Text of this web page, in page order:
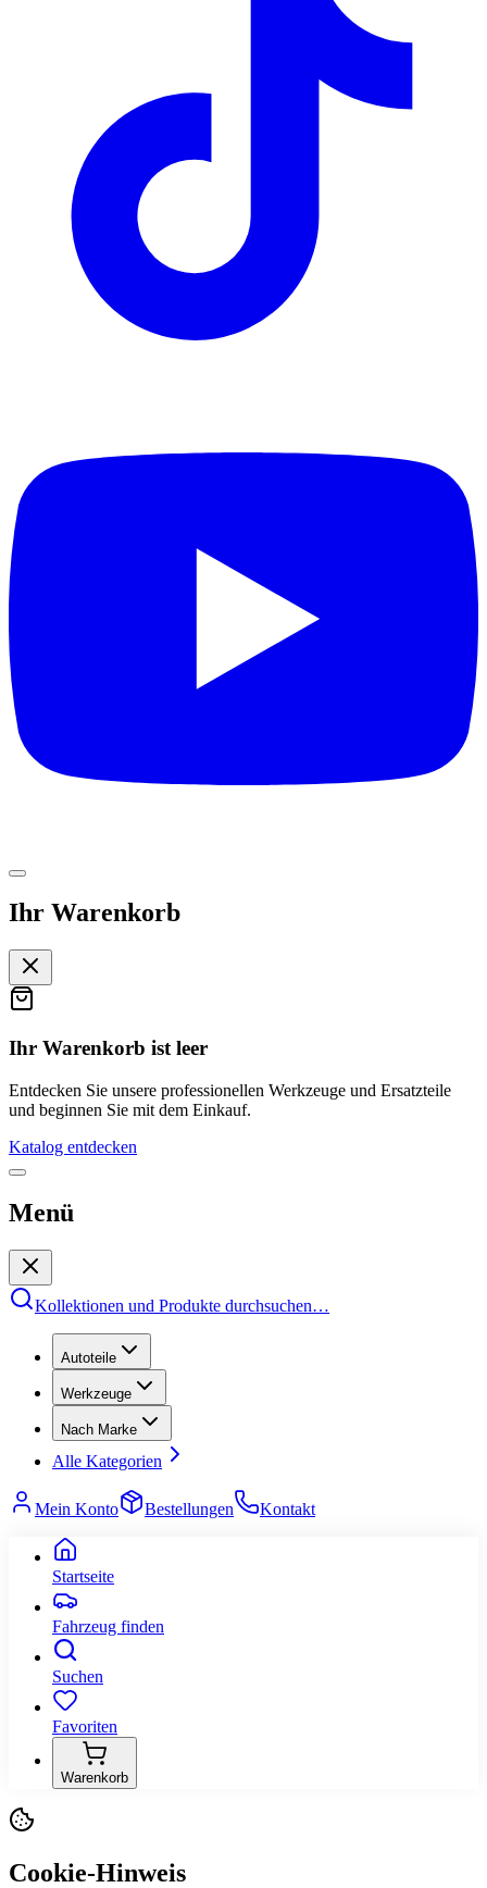
Ihr Warenkorb
Ihr Warenkorb ist leer
Entdecken Sie unsere professionellen Werkzeuge und Ersatzteile
und beginnen Sie mit dem Einkauf.
Katalog entdecken
Menü
Kollektionen und Produkte durchsuchen…
Autoteile
Werkzeuge
Nach Marke
Alle Kategorien
Mein Konto Bestellungen Kontakt
Startseite
Fahrzeug finden
Suchen
Favoriten
Warenkorb
Cookie-Hinweis